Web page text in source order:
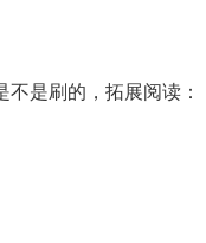
不是刷的，拓展阅读